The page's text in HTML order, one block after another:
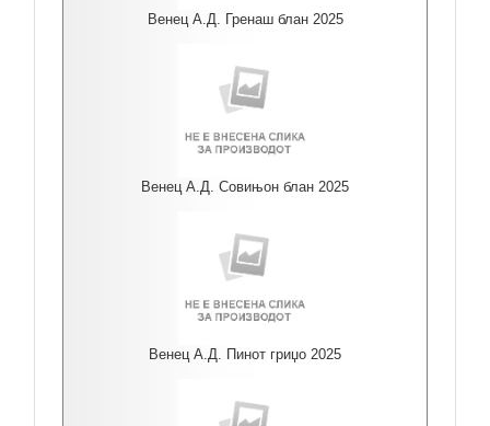
Венец А.Д. Гренаш блан 2025
Венец А.Д. Совињон блан 2025
Венец А.Д. Пинот гриџо 2025